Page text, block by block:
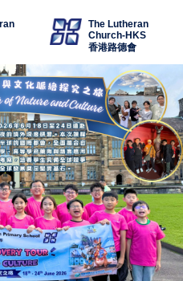
The Lutheran
Church-HKS
香港路德會